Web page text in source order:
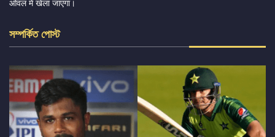
ओवल में खेला जाएगा।
সম্পর্কিত পোস্ট